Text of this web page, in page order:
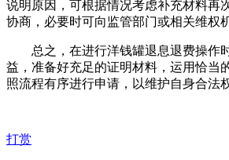
说明原因，可根据情况考虑补充材料再
协商，必要时可向监管部门或相关维权
总之，在进行洋钱罐退息退费操作
益，准备好充足的证明材料，运用恰当
照流程有序进行申请，以维护自身合法
打赏